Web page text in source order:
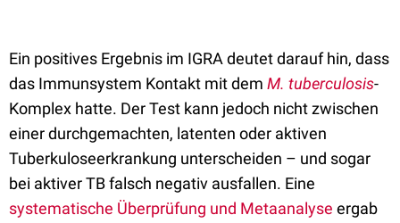
Ein positives Ergebnis im IGRA deutet darauf hin, dass
das Immunsystem Kontakt mit dem M. tuberculosis-
Komplex hatte. Der Test kann jedoch nicht zwischen
einer durchgemachten, latenten oder aktiven
Tuberkuloseerkrankung unterscheiden – und sogar
bei aktiver TB falsch negativ ausfallen. Eine
systematische Überprüfung und Metaanalyse ergab